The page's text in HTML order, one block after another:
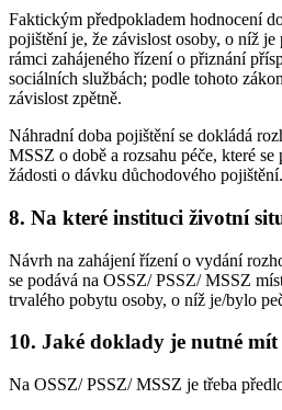
Faktickým předpokladem hodnocení
pojištění je, že závislost osoby, o níž
rámci zahájeného řízení o přiznání
sociálních službách; podle tohoto
závislost zpětně.
Náhradní doba pojištění se dokládá
MSSZ o době a rozsahu péče, které
žádosti o dávku důchodového pojištění.
8. Na které instituci životní
Návrh na zahájení řízení o vydání
se podává na OSSZ/ PSSZ/ MSSZ
trvalého pobytu osoby, o níž je/bylo
10. Jaké doklady je nutné mít
Na OSSZ/ PSSZ/ MSSZ je třeba